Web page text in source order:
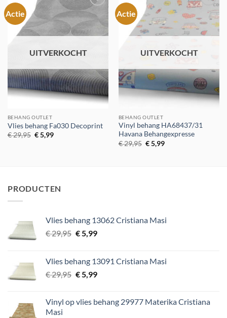
Actie
Toevoegen
verlanglijst
UITVERKOCHT
BEHANG OUTLET
Vlies behang Fa030 Decoprint
€29,95 Oorspronkelijke
prijs
€5,99Huidige
Actie
Toevoegen
aan
verlanglijst
UITVERKOCHT
BEHANG OUTLET
Vinyl behang HA68437/31
Havana Behangexpresse
€29,95 Oorspronkelijke
prijs
€5,99Huidige
PRODUCTEN
Vlies behang 13062 Cristiana Masi
€29,95 Oorspronkelijke
€ 29,95.
€5,99Huidige
€ 5,99.
Vlies behang 13091 Cristiana Masi
€29,95 Oorspronkelijke
€ 29,95.
€5,99Huidige
€ 5,99.
Vinyl op vlies behang 29977 Materika Cristiana
Masi